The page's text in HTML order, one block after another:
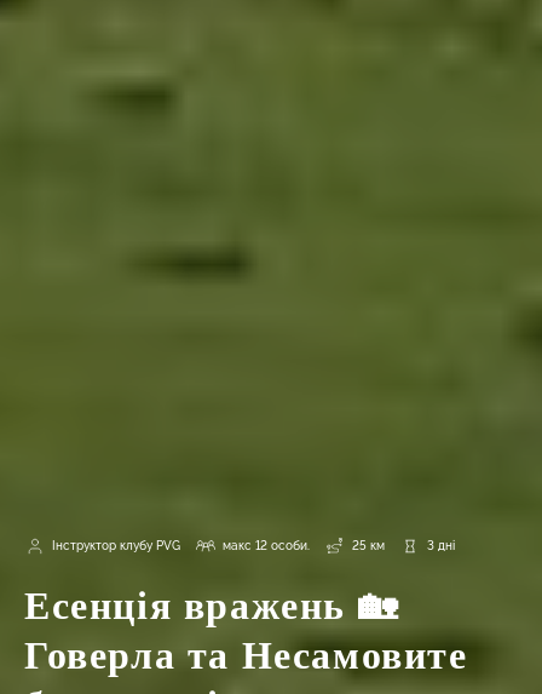
Інструктор клубу PVG макс 12 особи. 25 км 3 дні
Есенція вражень 🏡
Говерла та Несамовите